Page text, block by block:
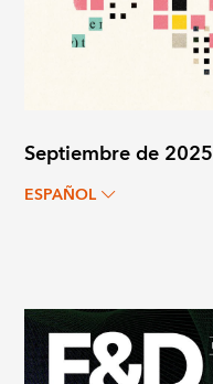
Septiembre de 2025
ESPAÑOL